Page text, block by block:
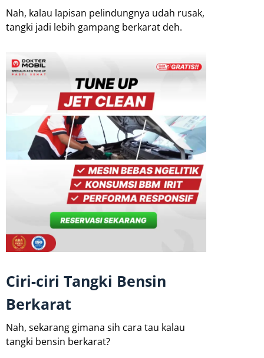
Nah, kalau lapisan pelindungnya udah rusak,
tangki jadi lebih gampang berkarat deh.
Ciri-ciri Tangki Bensin
Berkarat
Nah, sekarang gimana sih cara tau kalau
tangki bensin berkarat?